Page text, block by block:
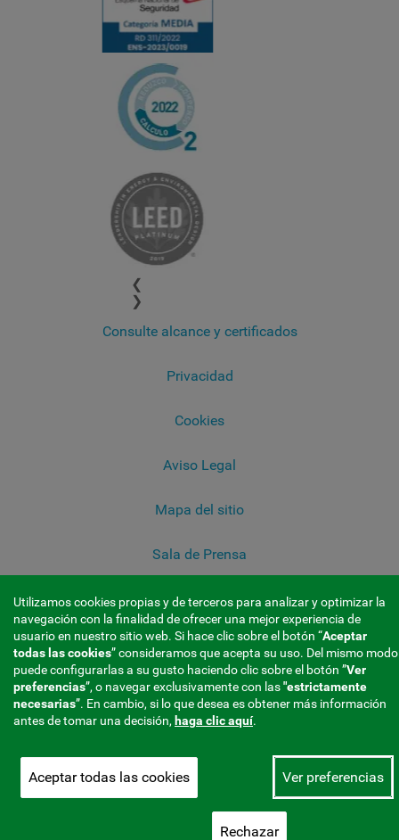
❮
❯
Consulte alcance y certificados
Privacidad
Cookies
Aviso Legal
Mapa del sitio
Sala de Prensa
Utilizamos cookies propias y de terceros para analizar y optimizar la
navegación con la finalidad de ofrecer una mejor experiencia de
usuario en nuestro sitio web. Si hace clic sobre el botón “Aceptar
todas las cookies” consideramos que acepta su uso. Del mismo modo
puede configurarlas a su gusto haciendo clic sobre el botón ”Ver
preferencias”, o navegar exclusivamente con las"estrictamente
necesarias”. En cambio, si lo que desea es obtener más información
antes de tomar una decisión, haga clic aquí.
Aceptar todas las cookies Ver preferencias
Rechazar